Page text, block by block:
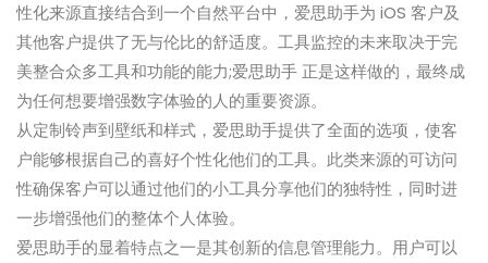
性化来源直接结合到一个自然平台中，爱思助手为 iOS 客户及
其他客户提供了无与伦比的舒适度。工具监控的未来取决于完
美整合众多工具和功能的能力;爱思助手 正是这样做的，最终成
为任何想要增强数字体验的人的重要资源。
从定制铃声到壁纸和样式，爱思助手提供了全面的选项，使客
户能够根据自己的喜好个性化他们的工具。此类来源的可访问
性确保客户可以通过他们的小工具分享他们的独特性，同时进
一步增强他们的整体个人体验。
爱思助手的显着特点之一是其创新的信息管理能力。用户可以